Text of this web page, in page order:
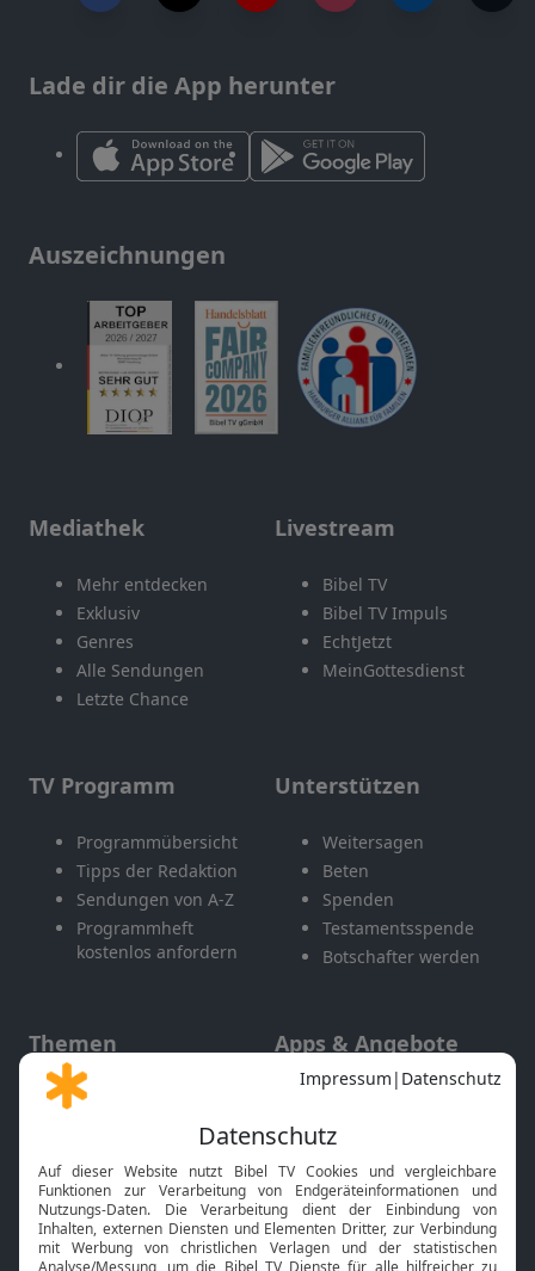
Lade dir die App herunter
Auszeichnungen
Mediathek
Mehr entdecken
Exklusiv
Genres
Alle Sendungen
Letzte Chance
Livestream
Bibel TV
Bibel TV Impuls
EchtJetzt
MeinGottesdienst
TV Programm
Programmübersicht
Tipps der Redaktion
Sendungen von A-Z
Programmheft
kostenlos anfordern
Unterstützen
Weitersagen
Beten
Spenden
Testamentsspende
Botschafter werden
Themen
Gott und Bibel erklärt
Neuigkeiten
Apps & Angebote
Mobile App
Smart TV
HbbTV
Bibelthek Online-Bibel